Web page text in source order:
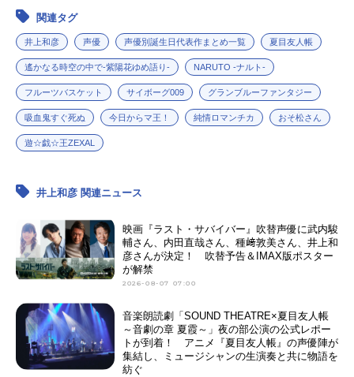
関連タグ
井上和彦 声優 声優別誕生日代表作まとめ一覧 夏目友人帳
遙かなる時空の中で-紫陽花ゆめ語り- NARUTO -ナルト-
フルーツバスケット サイボーグ009 グランブルーファンタジー
吸血鬼すぐ死ぬ 今日からマ王！ 純情ロマンチカ おそ松さん
遊☆戯☆王ZEXAL
井上和彦 関連ニュース
映画『ラスト・サバイバー』吹替声優に武内駿
輔さん、内田直哉さん、種﨑敦美さん、井上和
彦さんが決定！ 吹替予告＆IMAX版ポスター
が解禁
2026-08-07 07:00
音楽朗読劇「SOUND THEATRE×夏目友人帳
～音劇の章 夏霞～」夜の部公演の公式レポー
トが到着！ アニメ『夏目友人帳』の声優陣が
集結し、ミュージシャンの生演奏と共に物語を
紡ぐ